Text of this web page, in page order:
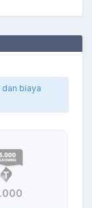
biaya